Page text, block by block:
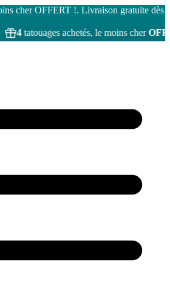
cher OFFERT !. Livraison gratuite dès
achetés, le moins cherOFFERT!